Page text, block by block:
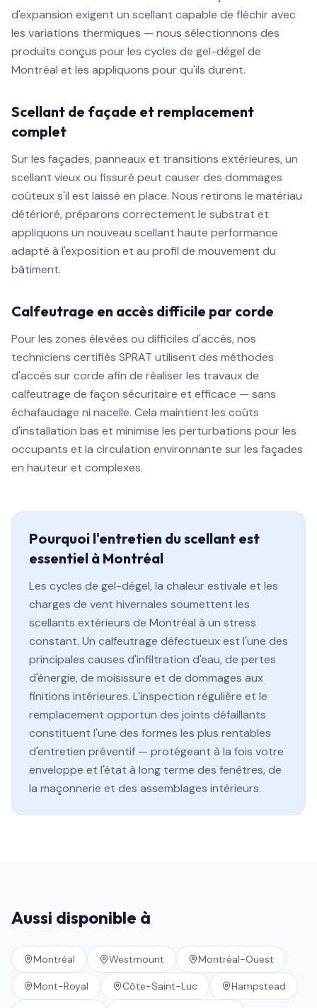
d'expansion exigent un scellant capable de fléchir avec
les variations thermiques — nous sélectionnons des
produits conçus pour les cycles de gel-dégel de
Montréal et les appliquons pour qu'ils durent.
Scellant de façade et remplacement
complet
Sur les façades, panneaux et transitions extérieures, un
scellant vieux ou fissuré peut causer des dommages
coûteux s'il est laissé en place. Nous retirons le matériau
détérioré, préparons correctement le substrat et
appliquons un nouveau scellant haute performance
adapté à l'exposition et au profil de mouvement du
bâtiment.
Calfeutrage en accès difficile par corde
Pour les zones élevées ou difficiles d'accès, nos
techniciens certifiés SPRAT utilisent des méthodes
d'accès sur corde afin de réaliser les travaux de
calfeutrage de façon sécuritaire et efficace — sans
échafaudage ni nacelle. Cela maintient les coûts
d'installation bas et minimise les perturbations pour les
occupants et la circulation environnante sur les façades
en hauteur et complexes.
Pourquoi l'entretien du scellant est
essentiel à Montréal
Les cycles de gel-dégel, la chaleur estivale et les
charges de vent hivernales soumettent les
scellants extérieurs de Montréal à un stress
constant. Un calfeutrage défectueux est l'une des
principales causes d'infiltration d'eau, de pertes
d'énergie, de moisissure et de dommages aux
finitions intérieures. L'inspection régulière et le
remplacement opportun des joints défaillants
constituent l'une des formes les plus rentables
d'entretien préventif — protégeant à la fois votre
enveloppe et l'état à long terme des fenêtres, de
la maçonnerie et des assemblages intérieurs.
Aussi disponible à
Montréal Westmount Montréal-Ouest
Mont-Royal Côte-Saint-Luc Hampstead